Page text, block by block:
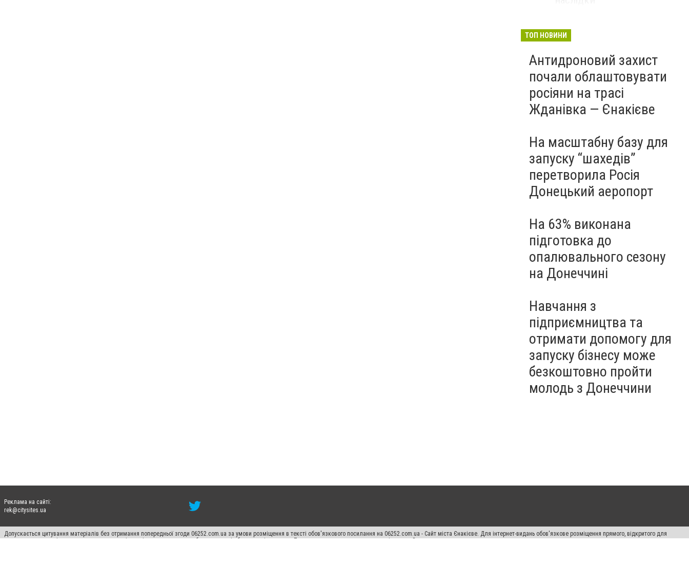
ТОП НОВИНИ
Антидроновий захист
почали облаштовувати
росіяни на трасі
Жданівка — Єнакієве
На масштабну базу для
запуску “шахедів”
перетворила Росія
Донецький аеропорт
На 63% виконана
підготовка до
опалювального сезону
на Донеччині
Навчання з
підприємництва та
отримати допомогу для
запуску бізнесу може
безкоштовно пройти
молодь з Донеччини
Реклама на сайті:
rek@citysites.ua
Допускається цитування матеріалів без отримання попередньої згоди 06252.com.ua за умови розміщення в тексті обов'язкового посилання на 06252.com.ua - Сайт міста Єнакієве. Для інтернет-видань обов'язкове розміщення прямого, відкритого для
пошукових систем гіперпосилання на цитовані статті не нижче другого абзацу в тексті або в якості джерела. Порушення виняткових прав переслідується Законом.